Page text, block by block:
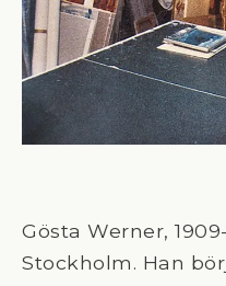
Gösta Werner,
Stockholm. Han